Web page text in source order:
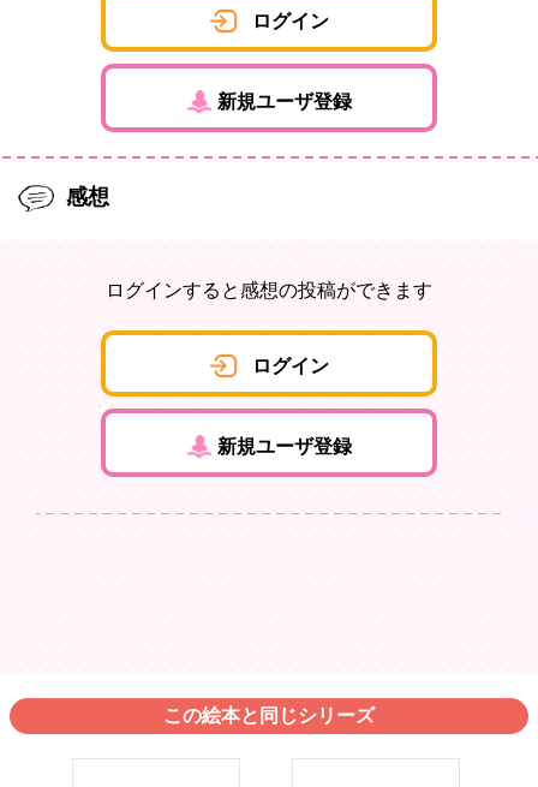
ログイン
新規ユーザ登録
感想
ログインすると感想の投稿ができます
ログイン
新規ユーザ登録
この絵本と同じシリーズ